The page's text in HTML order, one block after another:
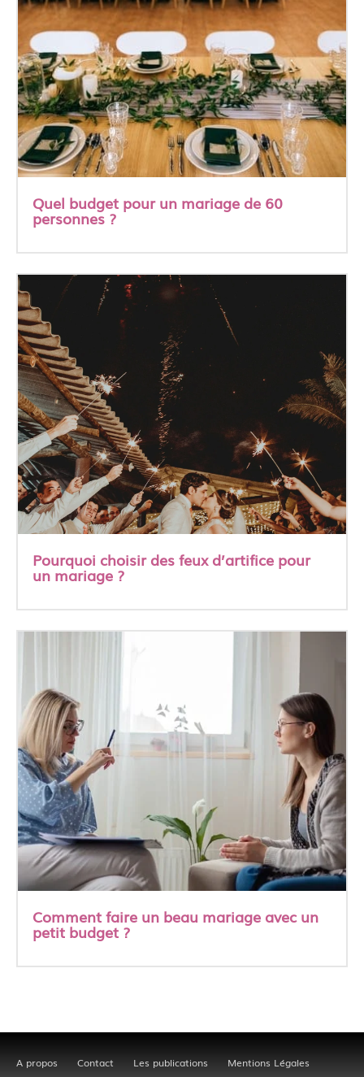
Quel budget pour un mariage de 60
personnes ?
Pourquoi choisir des feux d’artifice pour
un mariage ?
Comment faire un beau mariage avec un
petit budget ?
A propos Contact Les publications
Mentions Légales